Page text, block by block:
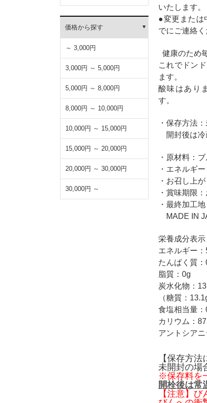
価格から探す
～ 3,000円
3,000円 ～ 5,000円
5,000円 ～ 8,000円
8,000円 ～ 10,000円
10,000円 ～ 15,000円
15,000円 ～ 20,000円
20,000円 ～ 30,000円
30,000円 ～
いたします。
●変更または
でにご連絡く
健康のため
これでドン
ます。
酸味はあり
す。
・保存方法
開封後は冷
・原材料：
・エネルギ
・お召し上
・賞味期限
・最終加工
MADE IN
栄養成分表示
エネルギー：
たんぱく質：
脂質：0g
炭水化物：
（糖質：
食塩相当量：
カリウム：
アントシア
【保存方法
未開封の場
※保存料を
開栓後は常
【注意】